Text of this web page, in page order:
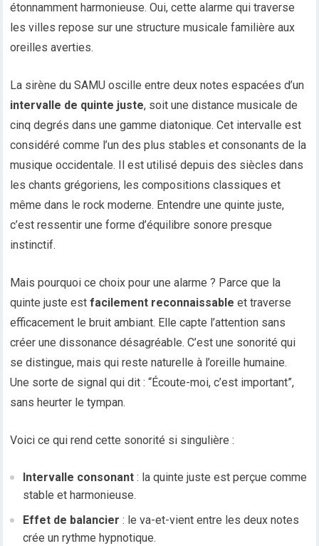
étonnamment harmonieuse. Oui, cette alarme qui traverse
les villes repose sur une structure musicale familière aux
oreilles averties.
La sirène du SAMU oscille entre deux notes espacées d’un
intervalle de quinte juste, soit une distance musicale de
cinq degrés dans une gamme diatonique. Cet intervalle est
considéré comme l’un des plus stables et consonants de la
musique occidentale. Il est utilisé depuis des siècles dans
les chants grégoriens, les compositions classiques et
même dans le rock moderne. Entendre une quinte juste,
c’est ressentir une forme d’équilibre sonore presque
instinctif.
Mais pourquoi ce choix pour une alarme ? Parce que la
quinte juste estfacilement reconnaissable et traverse
efficacement le bruit ambiant. Elle capte l’attention sans
créer une dissonance désagréable. C’est une sonorité qui
se distingue, mais qui reste naturelle à l’oreille humaine.
Une sorte de signal qui dit : “Écoute-moi, c’est important”,
sans heurter le tympan.
Voici ce qui rend cette sonorité si singulière :
Intervalle consonant : la quinte juste est perçue comme
stable et harmonieuse.
Effet de balancier : le va-et-vient entre les deux notes
crée un rythme hypnotique.